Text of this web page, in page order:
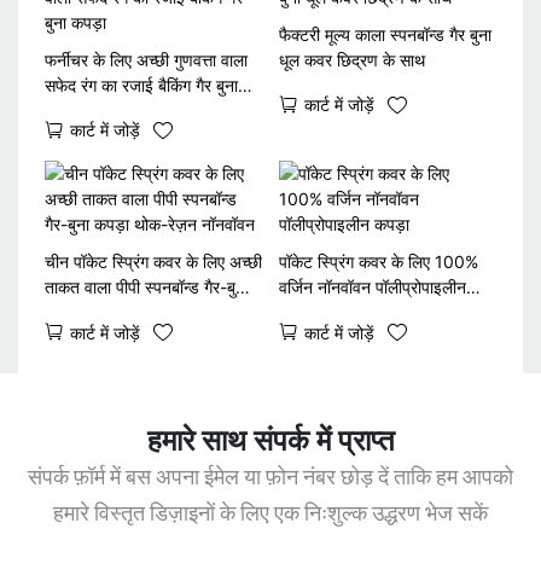
फर्नीचर के लिए अच्छी गुणवत्ता वाला
सफेद रंग का रजाई बैकिंग गैर बुना
कार्ट में जोड़ें
फैक्टरी मूल्य काला स्पनबॉन्ड गैर बुना
धूल कवर छिद्रण के साथ
कार्ट में जोड़ें
चीन पॉकेट स्प्रिंग कवर के लिए अच्छी
ताकत वाला पीपी स्पनबॉन्ड गैर-बुना
कार्ट में जोड़ें
पॉकेट स्प्रिंग कवर के लिए 100%
वर्जिन नॉनवॉवन पॉलीप्रोपाइलीन
कार्ट में जोड़ें
हमारे साथ संपर्क में प्राप्त
संपर्क फ़ॉर्म में बस अपना ईमेल या फ़ोन नंबर छोड़ दें ताकि हम आपको
हमारे विस्तृत डिज़ाइनों के लिए एक निःशुल्क उद्धरण भेज सकें